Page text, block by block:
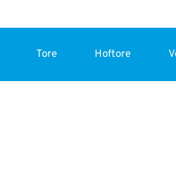
Tore Hoftore